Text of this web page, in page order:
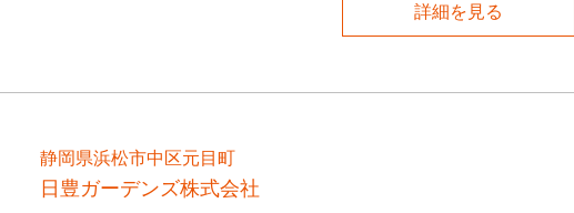
詳細を見る
静岡県浜松市中区元目町
日豊ガーデンズ株式会社